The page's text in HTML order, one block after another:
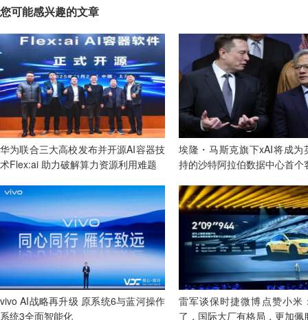
您可能感兴趣的文章
华为联合三大高校发布并开源AI容器技
术Flex:ai 助力破解算力资源利用难题
埃隆・马斯克旗下xAI将成为
持的沙特阿拉伯数据中心首个
vivo AI战略再升级 原系统6与蓝河操作
系统3全面智能化
雷军谈保时捷微博点赞小米
了，国际大厂有格局，更加佩